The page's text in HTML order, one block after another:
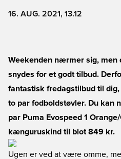
16. AUG. 2021, 13.12
Weekenden nærmer sig, men
snydes for et godt tilbud.
fantastisk fredagstilbud til
to par fodboldstøvler. Du kan
par Puma Evospeed 1
kænguruskind til blot 849 kr.
Ugen er ved at være omme,